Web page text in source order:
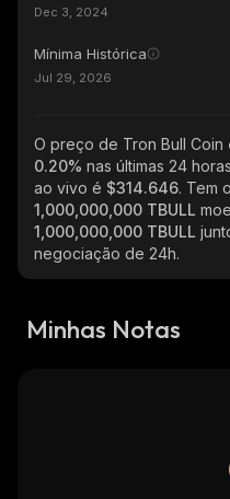
Dec 3, 2024
Mínima Histórica
Jul 29, 2026
O preço de Tron Bull Coin
0.20% nas últimas 24
ao vivo é $314.646. Tem
1,000,000,000 TBULL
1,000,000,000 TBULL
negociação de 24h.
Minhas Notas